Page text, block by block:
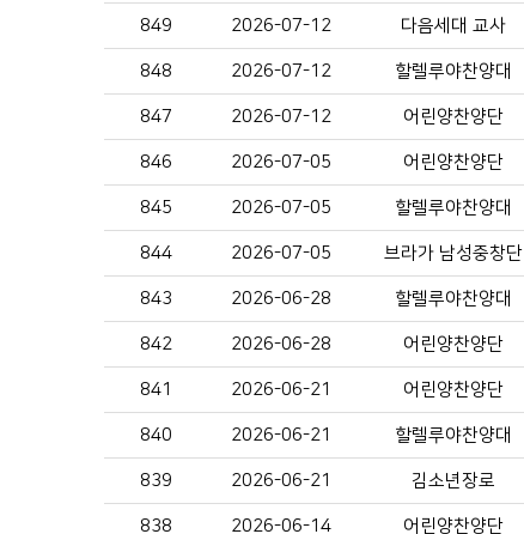
849 2026-07-12 다음세대 교사
848 2026-07-12 할렐루야찬양대
847 2026-07-12 어린양찬양단
846 2026-07-05 어린양찬양단
845 2026-07-05 할렐루야찬양대
844 2026-07-05 브라가 남성중창단
843 2026-06-28 할렐루야찬양대
842 2026-06-28 어린양찬양단
841 2026-06-21 어린양찬양단
840 2026-06-21 할렐루야찬양대
839 2026-06-21 김소년장로
838 2026-06-14 어린양찬양단